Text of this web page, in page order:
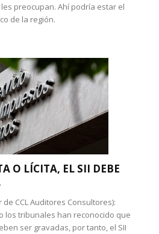
preocupan. Ahí podría estar el
de la región.
O LÍCITA, EL SII DEBE
de CCL Auditores Consultores):
los tribunales han reconocido que
ser gravadas, por tanto, el SII